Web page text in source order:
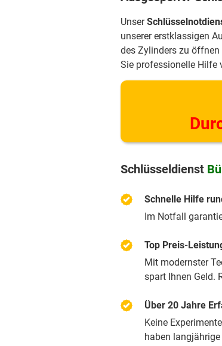
Unser
unserer erstklassigen
des Zylinders zu
Sie professionelle Hilfe
Schlüsseldienst
Schnelle Hilfe
Im Notfall
Top Preis-
Mit modernster
spart Ihnen Geld.
Über 20 Jahre
Keine
haben